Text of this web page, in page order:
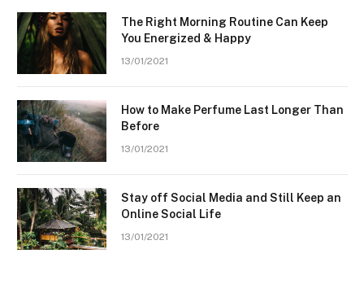
The Right Morning Routine Can Keep
You Energized & Happy
13/01/2021
How to Make Perfume Last Longer Than
Before
13/01/2021
Stay off Social Media and Still Keep an
Online Social Life
13/01/2021